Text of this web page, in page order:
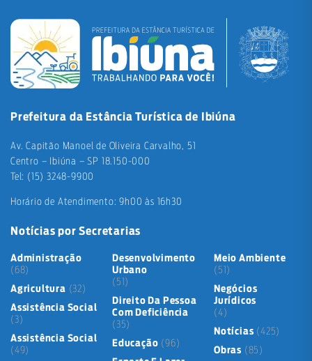
Prefeitura da Estância Turística de Ibiúna
Av. Capitão Manoel de Oliveira Carvalho, 51
Centro – Ibiúna – SP 18.150-000
Tel: (15) 3248-9900
Horário de Atendimento: 9h00 às 16h30
Notícias por Secretarias
Administração
(68)
Agricultura (32)
Assistência Social
(3)
Assistência Social
(49)
Desenvolvimento
Urbano
(51)
Direito Da Pessoa
Com Deficiência
(35)
Educação (96)
Meio Ambiente
(51)
Negócios
Jurídicos
(4)
Notícias (425)
Obras (85)